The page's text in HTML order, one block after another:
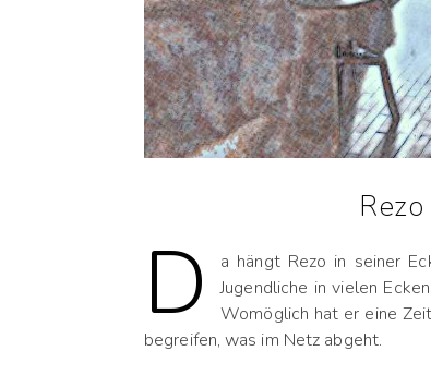
D
a hängt Rezo in seiner
Jugendliche in vielen
Womöglich hat er eine
begreifen, was im Netz abgeht.